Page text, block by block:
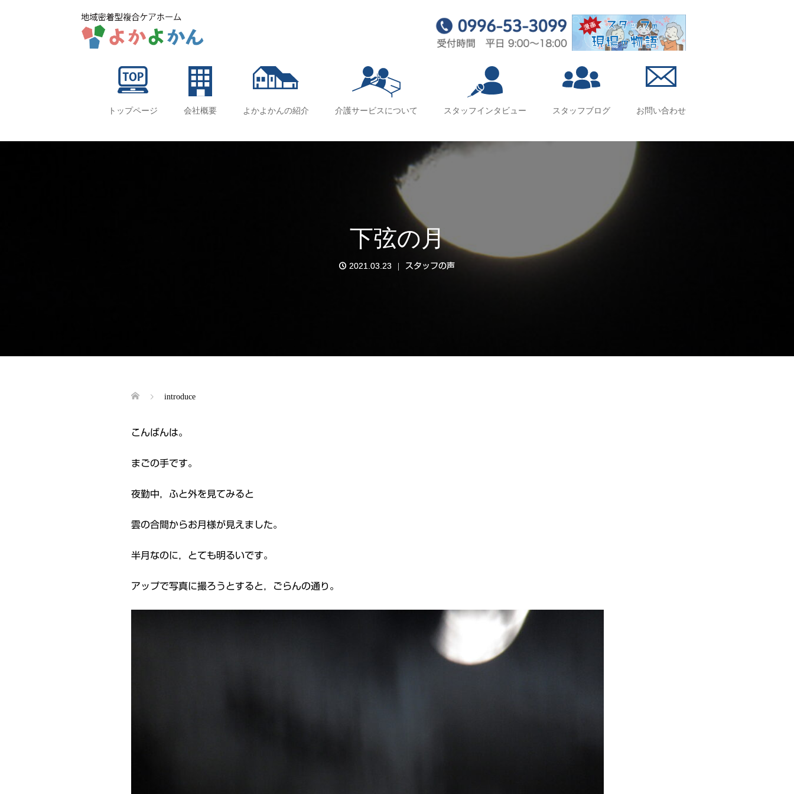
トップページ 会社概要 よかよかんの紹介 介護サービスについて スタッフインタビュー スタッフブログ お問い合わせ
下弦の月
2021.03.23 スタッフの声
introduce
こんばんは。
まごの手です。
夜勤中，ふと外を見てみると
雲の合間からお月様が見えました。
半月なのに，とても明るいです。
アップで写真に撮ろうとすると，ごらんの通り。